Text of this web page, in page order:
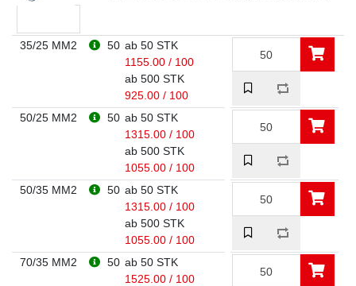
35/25 MM2 50 ab 50 STK
1155.00 / 100
ab 500 STK
925.00 / 100
50/25 MM2
50 ab 50 STK
1315.00 / 100
ab 500 STK
1055.00 / 100
50/35 MM2
50 ab 50 STK
1315.00 / 100
ab 500 STK
1055.00 / 100
70/35 MM2
50 ab 50 STK
1525.00 / 100